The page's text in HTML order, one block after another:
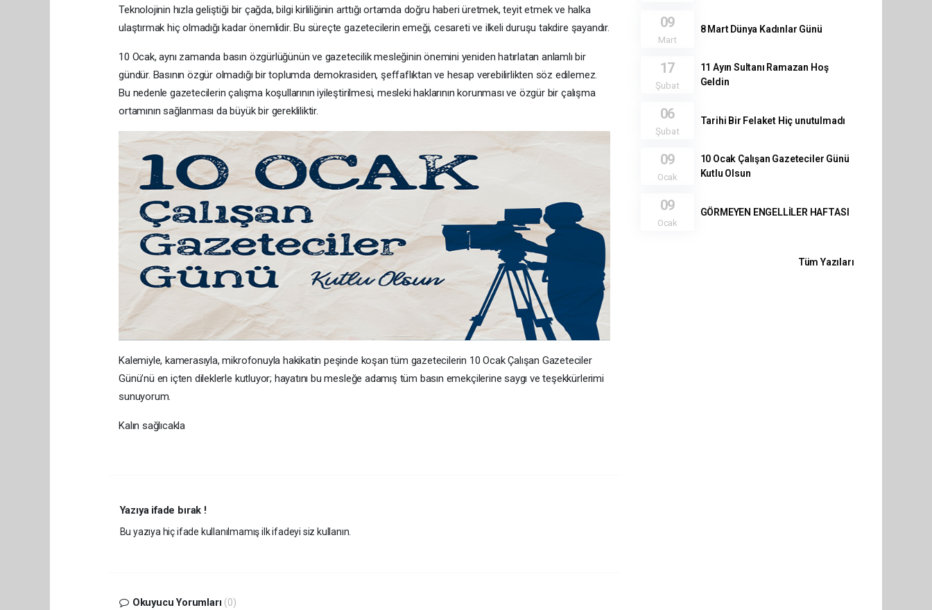
Teknolojinin hızla geliştiği bir çağda, bilgi kirliliğinin arttığı ortamda doğru haberi üretmek, teyit etmek ve halka
ulaştırmak hiç olmadığı kadar önemlidir. Bu süreçte gazetecilerin emeği, cesareti ve ilkeli duruşu takdire şayandır.
10 Ocak, aynı zamanda basın özgürlüğünün ve gazetecilik mesleğinin önemini yeniden hatırlatan anlamlı bir
gündür. Basının özgür olmadığı bir toplumda demokrasiden, şeffaflıktan ve hesap verebilirlikten söz edilemez.
Bu nedenle gazetecilerin çalışma koşullarının iyileştirilmesi, mesleki haklarının korunması ve özgür bir çalışma
ortamının sağlanması da büyük bir gerekliliktir.
Kalemiyle, kamerasıyla, mikrofonuyla hakikatin peşinde koşan tüm gazetecilerin 10 Ocak Çalışan Gazeteciler
Günü’nü en içten dileklerle kutluyor; hayatını bu mesleğe adamış tüm basın emekçilerine saygı ve teşekkürlerimi
sunuyorum.
Kalın sağlıcakla
Yazıya ifade bırak !
Bu yazıya hiç ifade kullanılmamış ilk ifadeyi siz kullanın.
Okuyucu Yorumları (0)
09
Mart
8 Mart Dünya Kadınlar Günü
17
Şubat
11 Ayın Sultanı Ramazan Hoş
Geldin
06
Şubat
Tarihi Bir Felaket Hiç unutulmadı
09
Ocak
10 Ocak Çalışan Gazeteciler Günü
Kutlu Olsun
09
Ocak
GÖRMEYEN ENGELLİLER HAFTASI
Tüm Yazıları